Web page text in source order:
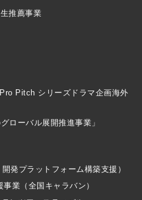
推薦事業
Pitch シリーズドラマ企画海外
ローバル展開推進事業」
発プラットフォーム構築支援）
業（全国キャラバン）